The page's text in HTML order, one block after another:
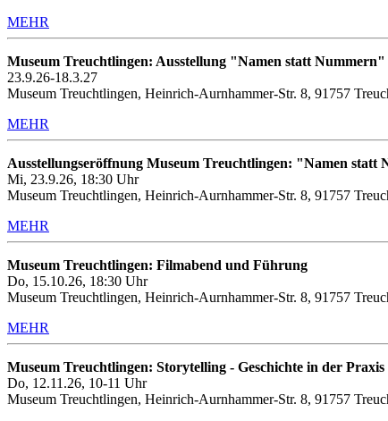
MEHR
Museum Treuchtlingen: Ausstellung "Namen statt
23.9.26-18.3.27
Museum Treuchtlingen, Heinrich-Aurnhammer-Str. 8, 91757
MEHR
Ausstellungseröffnung Museum Treuchtlingen: "Namen statt
Mi, 23.9.26, 18:30 Uhr
Museum Treuchtlingen, Heinrich-Aurnhammer-Str. 8, 91757
MEHR
Museum Treuchtlingen: Filmabend und Führung
Do, 15.10.26, 18:30 Uhr
Museum Treuchtlingen, Heinrich-Aurnhammer-Str. 8, 91757
MEHR
Museum Treuchtlingen: Storytelling - Geschichte in der Praxis
Do, 12.11.26, 10-11 Uhr
Museum Treuchtlingen, Heinrich-Aurnhammer-Str. 8, 91757